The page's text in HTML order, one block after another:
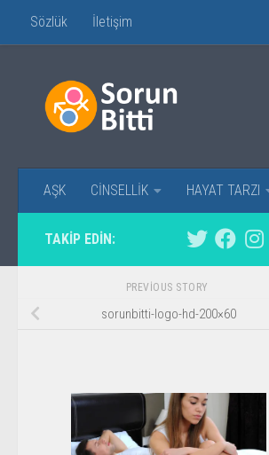
Skip to content
Sözlük İletişim
AŞK CİNSELLİK HAYAT TARZI
TAKIP EDIN:
PREVIOUS STORY
sorunbitti-logo-hd-200×60